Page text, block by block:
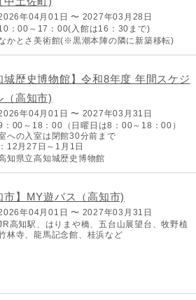
年04月01日 〜 2027年03月28日
：00～17：00(入館は16：30まで)
かとさ美術館(※黒潮本陣の隣に新築移転)
城歴史博物館】令和8年度 年間スケジ
（高知市)
年04月01日 〜 2027年03月31日
：00～18：00（日曜日は8：00～18：00）
への入室は閉館30分前まで
12月27日～1月1日
知県立高知城歴史博物館
市】MY遊バス（高知市)
年04月01日 〜 2027年03月31日
高知駅、はりまや橋、五台山展望台、牧野植
林寺、龍馬記念館、桂浜など